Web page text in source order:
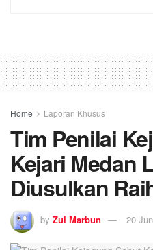
Home Laporan Khusus
Tim Penilai
Kejari Medan
Diusulkan
by Zul Marbun 20